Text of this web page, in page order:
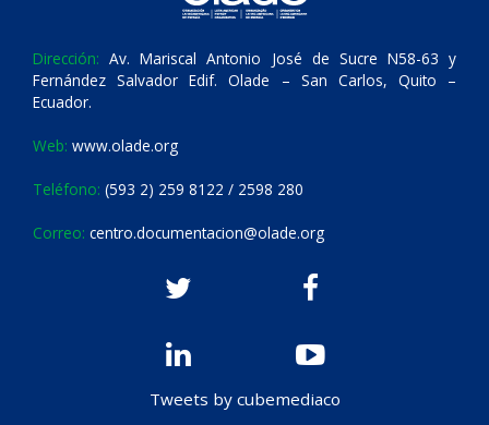
Dirección: Av. Mariscal Antonio José de Sucre N58-63 y
Fernández Salvador Edif. Olade – San Carlos, Quito –
Ecuador.
Web: www.olade.org
Teléfono: (593 2) 259 8122 / 2598 280
Correo: centro.documentacion@olade.org
Tweets by cubemediaco